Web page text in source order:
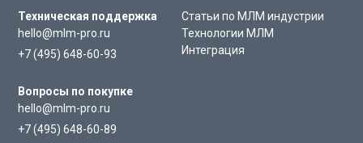
Техническая поддержка
hello@mlm-pro.ru
+7 (495) 648-60-93
Вопросы по покупке
hello@mlm-pro.ru
+7 (495) 648-60-89
Статьи по МЛМ индустрии
Технологии МЛМ
Интеграция